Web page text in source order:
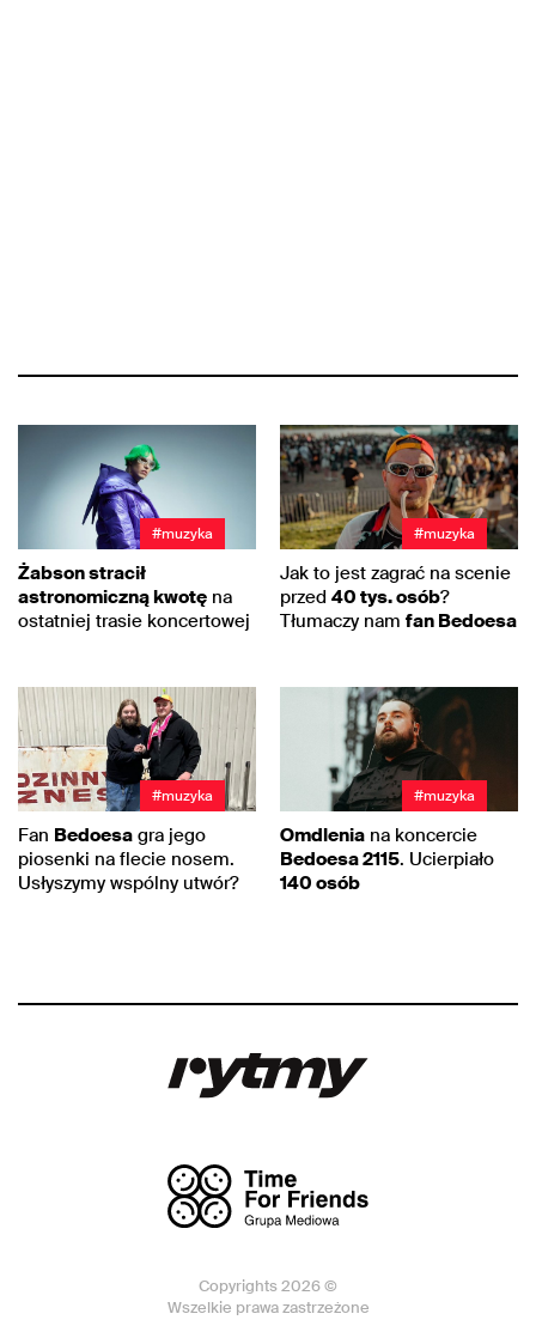
#muzyka
Żabson stracił
astronomiczną kwotę na
ostatniej trasie koncertowej
#muzyka
Jak to jest zagrać na scenie
przed 40 tys. osób?
Tłumaczy nam fan Bedoesa
#muzyka
Fan Bedoesa gra jego
piosenki na flecie nosem.
Usłyszymy wspólny utwór?
#muzyka
Omdlenia na koncercie
Bedoesa 2115. Ucierpiało
140 osób
Copyrights 2026 ©
Wszelkie prawa zastrzeżone